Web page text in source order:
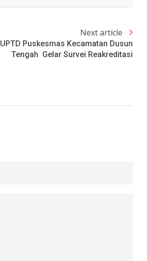
Next article
UPTD Puskesmas Kecamatan Dusun
Tengah Gelar Survei Reakreditasi